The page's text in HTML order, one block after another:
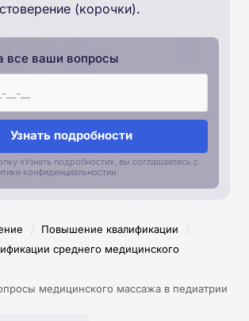
(корочки).
все ваши вопросы
Узнать подробности
«Узнать подробности», вы соглашаетесь с
конфиденциальностии
/ Повышение квалификации /
среднего медицинского
медицинского массажа в педиатрии